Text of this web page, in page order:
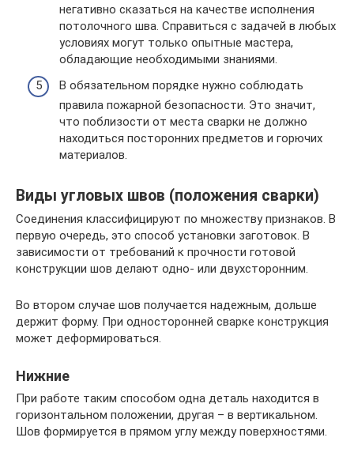
негативно сказаться на качестве исполнения
потолочного шва. Справиться с задачей в любых
условиях могут только опытные мастера,
обладающие необходимыми знаниями.
В обязательном порядке нужно соблюдать
правила пожарной безопасности. Это значит,
что поблизости от места сварки не должно
находиться посторонних предметов и горючих
материалов.
Виды угловых швов (положения сварки)
Соединения классифицируют по множеству признаков. В
первую очередь, это способ установки заготовок. В
зависимости от требований к прочности готовой
конструкции шов делают одно- или двухсторонним.
Во втором случае шов получается надежным, дольше
держит форму. При односторонней сварке конструкция
может деформироваться.
Нижние
При работе таким способом одна деталь находится в
горизонтальном положении, другая – в вертикальном.
Шов формируется в прямом углу между поверхностями.